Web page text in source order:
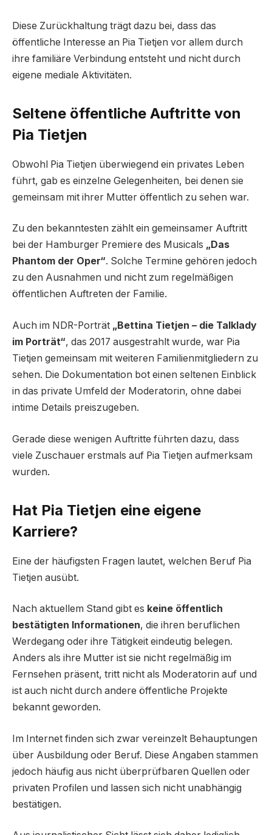
Diese Zurückhaltung trägt dazu bei, dass das
öffentliche Interesse an Pia Tietjen vor allem durch
ihre familiäre Verbindung entsteht und nicht durch
eigene mediale Aktivitäten.
Seltene öffentliche Auftritte von
Pia Tietjen
Obwohl Pia Tietjen überwiegend ein privates Leben
führt, gab es einzelne Gelegenheiten, bei denen sie
gemeinsam mit ihrer Mutter öffentlich zu sehen war.
Zu den bekanntesten zählt ein gemeinsamer Auftritt
bei der Hamburger Premiere des Musicals „Das
Phantom der Oper“. Solche Termine gehören jedoch
zu den Ausnahmen und nicht zum regelmäßigen
öffentlichen Auftreten der Familie.
Auch im NDR-Porträt „Bettina Tietjen – die Talklady
im Porträt“, das 2017 ausgestrahlt wurde, war Pia
Tietjen gemeinsam mit weiteren Familienmitgliedern zu
sehen. Die Dokumentation bot einen seltenen Einblick
in das private Umfeld der Moderatorin, ohne dabei
intime Details preiszugeben.
Gerade diese wenigen Auftritte führten dazu, dass
viele Zuschauer erstmals auf Pia Tietjen aufmerksam
wurden.
Hat Pia Tietjen eine eigene
Karriere?
Eine der häufigsten Fragen lautet, welchen Beruf Pia
Tietjen ausübt.
Nach aktuellem Stand gibt es keine öffentlich
bestätigten Informationen, die ihren beruflichen
Werdegang oder ihre Tätigkeit eindeutig belegen.
Anders als ihre Mutter ist sie nicht regelmäßig im
Fernsehen präsent, tritt nicht als Moderatorin auf und
ist auch nicht durch andere öffentliche Projekte
bekannt geworden.
Im Internet finden sich zwar vereinzelt Behauptungen
über Ausbildung oder Beruf. Diese Angaben stammen
jedoch häufig aus nicht überprüfbaren Quellen oder
privaten Profilen und lassen sich nicht unabhängig
bestätigen.